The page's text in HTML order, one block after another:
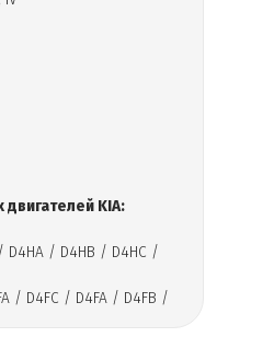
KIA:
/ D4HB / D4HC /
/ D4FC / D4FA / D4FB /